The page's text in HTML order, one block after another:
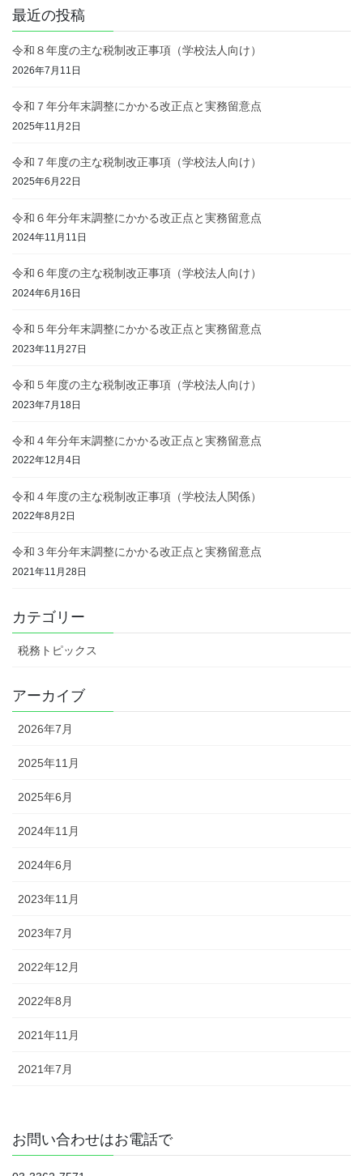
最近の投稿
令和８年度の主な税制改正事項（学校法人向け）
2026年7月11日
令和７年分年末調整にかかる改正点と実務留意点
2025年11月2日
令和７年度の主な税制改正事項（学校法人向け）
2025年6月22日
令和６年分年末調整にかかる改正点と実務留意点
2024年11月11日
令和６年度の主な税制改正事項（学校法人向け）
2024年6月16日
令和５年分年末調整にかかる改正点と実務留意点
2023年11月27日
令和５年度の主な税制改正事項（学校法人向け）
2023年7月18日
令和４年分年末調整にかかる改正点と実務留意点
2022年12月4日
令和４年度の主な税制改正事項（学校法人関係）
2022年8月2日
令和３年分年末調整にかかる改正点と実務留意点
2021年11月28日
カテゴリー
税務トピックス
アーカイブ
2026年7月
2025年11月
2025年6月
2024年11月
2024年6月
2023年11月
2023年7月
2022年12月
2022年8月
2021年11月
2021年7月
お問い合わせはお電話で